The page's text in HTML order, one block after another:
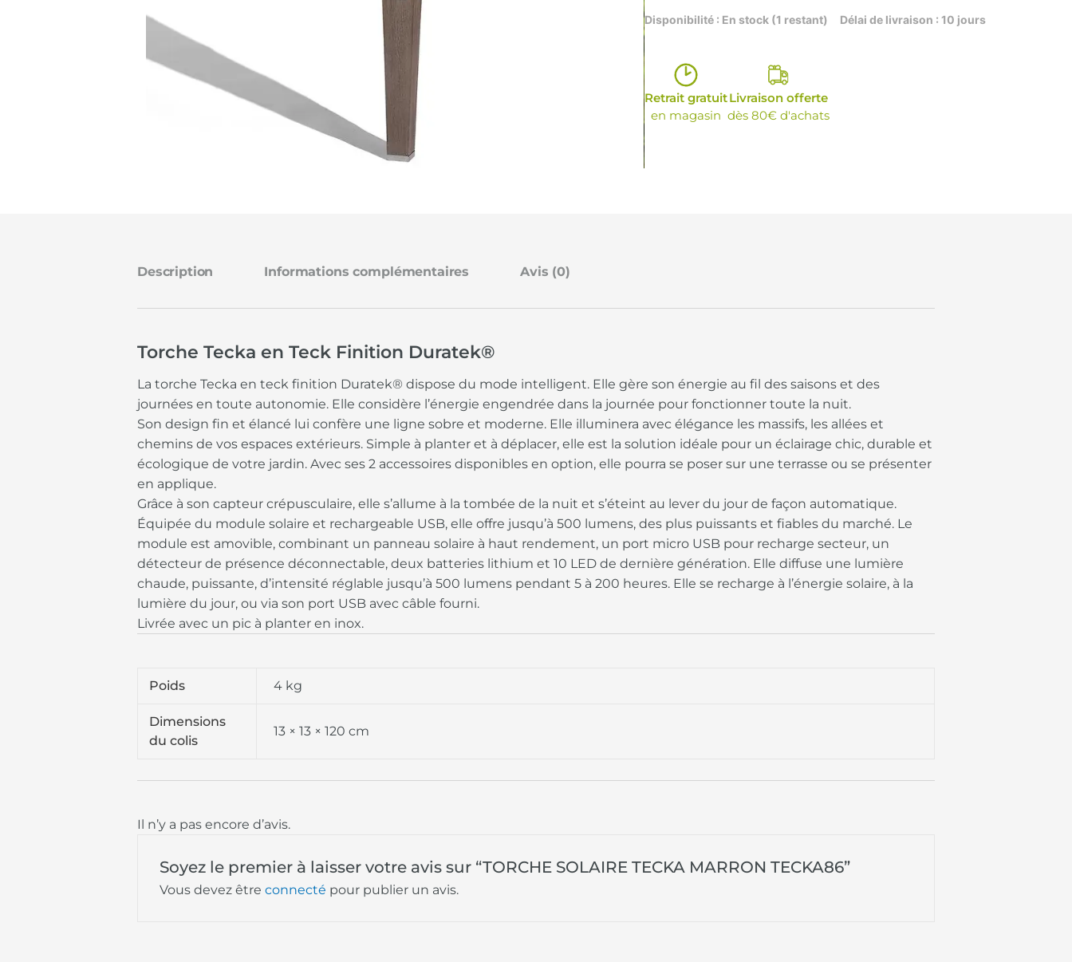
TECKA
MARRON
TECKA86
Disponibilité : En stock (1 restant) Délai de livraison : 10 jours
Retrait gratuit
en magasin
Livraison offerte
dès 80€ d'achats
Description Informations complémentaires Avis (0)
Torche Tecka en Teck Finition Duratek®
La torche Tecka en teck finition Duratek® dispose du mode intelligent. Elle gère son énergie au fil des saisons et des
journées en toute autonomie. Elle considère l’énergie engendrée dans la journée pour fonctionner toute la nuit.
Son design fin et élancé lui confère une ligne sobre et moderne. Elle illuminera avec élégance les massifs, les allées et
chemins de vos espaces extérieurs. Simple à planter et à déplacer, elle est la solution idéale pour un éclairage chic, durable et
écologique de votre jardin. Avec ses 2 accessoires disponibles en option, elle pourra se poser sur une terrasse ou se présenter
en applique.
Grâce à son capteur crépusculaire, elle s’allume à la tombée de la nuit et s’éteint au lever du jour de façon automatique.
Équipée du module solaire et rechargeable USB, elle offre jusqu’à 500 lumens, des plus puissants et fiables du marché. Le
module est amovible, combinant un panneau solaire à haut rendement, un port micro USB pour recharge secteur, un
détecteur de présence déconnectable, deux batteries lithium et 10 LED de dernière génération. Elle diffuse une lumière
chaude, puissante, d’intensité réglable jusqu’à 500 lumens pendant 5 à 200 heures. Elle se recharge à l’énergie solaire, à la
lumière du jour, ou via son port USB avec câble fourni.
Livrée avec un pic à planter en inox.
Poids 4 kg
Dimensions
du colis
13 × 13 × 120 cm
Il n’y a pas encore d’avis.
Soyez le premier à laisser votre avis sur “TORCHE SOLAIRE TECKA MARRON TECKA86”
Vous devez être connecté pour publier un avis.